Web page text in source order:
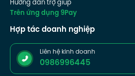
Hướng dẫn trợ giúp
Trên ứng dụng 9Pay
Hợp tác doanh nghiệp
Liên hệ kinh doanh
0986996445